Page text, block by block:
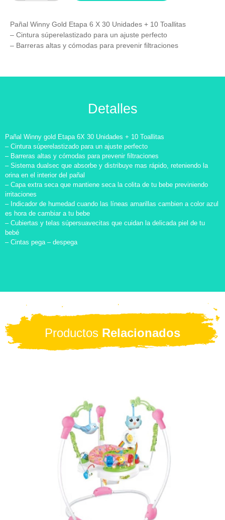
Pañal Winny Gold Etapa 6 X 30 Unidades + 10 Toallitas
– Cintura súperelastizado para un ajuste perfecto
– Barreras altas y cómodas para prevenir filtraciones
Detalles
Pañal Winny gold Etapa 6X 30 Unidades + 10 Toallitas
– Cintura súperelastizado para un ajuste perfecto
– Barreras altas y cómodas para prevenir filtraciones
– Sistema dualsec que absorbe y distribuye mas rápido, reteniendo la
orina en el interior del pañal
– Capa extra seca que mantiene seca la colita de tu bebe previniendo
irritaciones
– Indicador de humedad cuando las líneas amarillas cambien a color azul
es hora de cambiar a tu bebe
– Cubiertas y telas súpersuavecitas que cuidan la delicada piel de tu
bebé
– Cintas pega – despega
Productos Relacionados